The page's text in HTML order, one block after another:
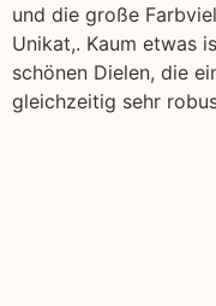
und die große
Unikat,. Kaum etwas
schönen Dielen, die
gleichzeitig sehr